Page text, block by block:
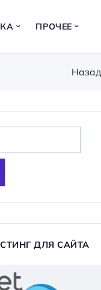
ПРОЧЕЕ
Назад
ДЛЯ САЙТА